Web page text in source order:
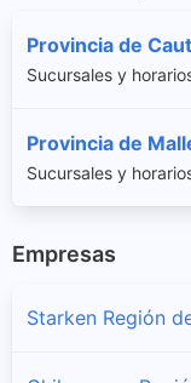
Provincia de
Sucursales y
Provincia de
Sucursales y
Empresas
Starken Región